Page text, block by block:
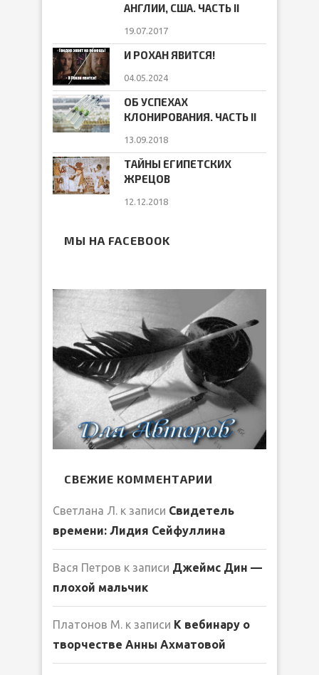
АНГЛИИ, США. ЧАСТЬ II
19.07.2017
И РОХАН ЯВИТСЯ!
04.05.2024
ОБ УСПЕХАХ
КЛОНИРОВАНИЯ. ЧАСТЬ II
13.09.2018
ТАЙНЫ ЕГИПЕТСКИХ
ЖРЕЦОВ
12.12.2018
МЫ НА FACEBOOK
СВЕЖИЕ КОММЕНТАРИИ
Светлана Л. к записи Свидетель
времени: Лидия Сейфуллина
Вася Петров к записи Джеймс Дин —
плохой мальчик
Платонов М. к записи К вебинару о
творчестве Анны Ахматовой